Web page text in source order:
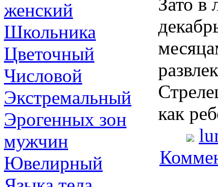
женский
Школьника
Цветочный
Числовой
Экстремальный
Эрогенных зон
мужчин
Ювелирный
как